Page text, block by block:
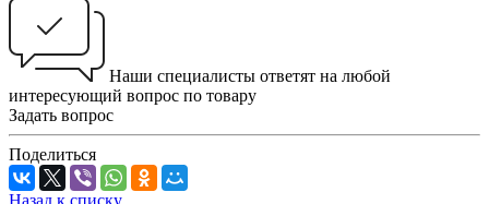
Наши специалисты ответят на любой
интересующий вопрос по товару
Задать вопрос
Поделиться